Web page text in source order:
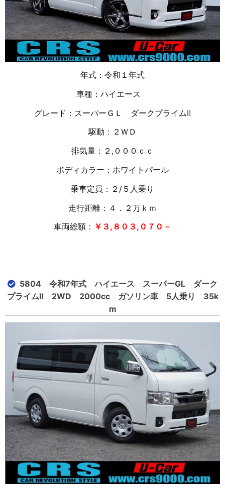
年式：令和１年式
車種：ハイエース
グレード：スーパーＧＬ ダークプライムⅡ
駆動：２ＷＤ
排気量：２,０００ｃｃ
ボディカラー：ホワイトパール
乗車定員：２/５人乗り
走行距離：４．２万 ｋｍ
車両総額： ￥３,８０３,０７０－
5804 令和7年式 ハイエース スーパーGL ダーク
プライムⅡ 2WD 2000cc ガソリン車 5人乗り 35k
m